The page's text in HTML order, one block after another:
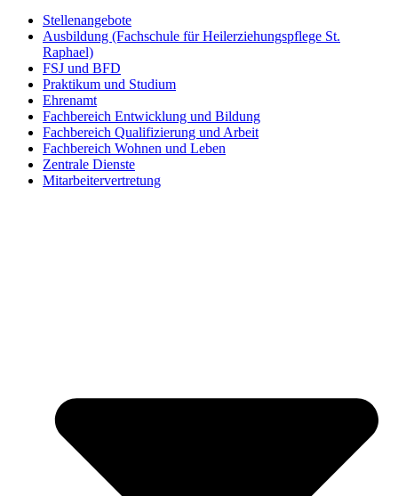
Stellenangebote
Ausbildung (Fachschule für Heilerziehungspflege St.
Raphael)
FSJ und BFD
Praktikum und Studium
Ehrenamt
Fachbereich Entwicklung und Bildung
Fachbereich Qualifizierung und Arbeit
Fachbereich Wohnen und Leben
Zentrale Dienste
Mitarbeitervertretung